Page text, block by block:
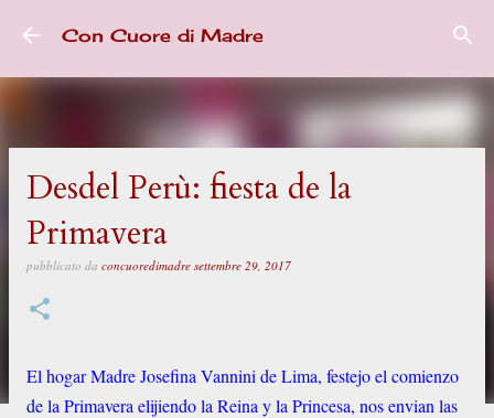
Passa ai contenuti principali
Con Cuore di Madre
Desdel Perù: fiesta de la
Primavera
pubblicato da concuoredimadre settembre 29, 2017
El hogar Madre Josefina Vannini de Lima, festejo el comienzo
de la Primavera elijiendo la Reina y la Princesa, nos envian las